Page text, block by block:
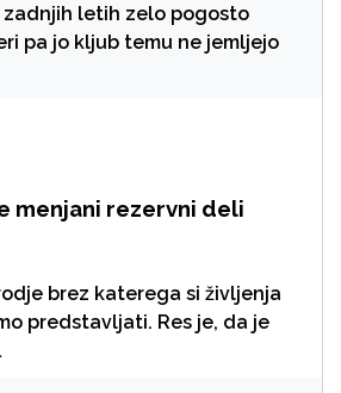
zadnjih letih zelo pogosto
pa jo kljub temu ne jemljejo
menjani rezervni deli
brez katerega si življenja
predstavljati. Res je, da je